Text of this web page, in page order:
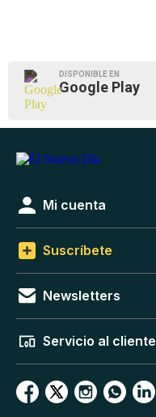
DISPONIBLE EN
Google Play
Mi cuenta
Suscríbete
Newsletters
Servicio al cliente